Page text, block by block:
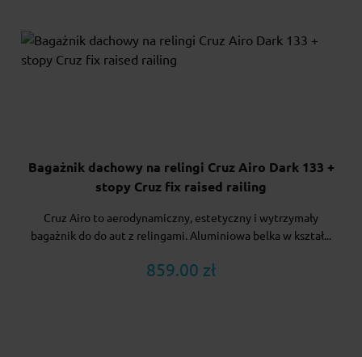
Bagażnik dachowy na relingi Cruz Airo Dark 133 +
stopy Cruz fix raised railing
Cruz Airo to aerodynamiczny, estetyczny i wytrzymały
bagażnik do do aut z relingami. Aluminiowa belka w kształ...
859.00 zł